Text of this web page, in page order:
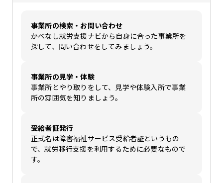
事業所の検索・お問い合わせ
かべなし就労支援ナビから自身に合った事業所を
探して、問い合わせをしてみましょう。
事業所の見学・体験
事業所とやり取りをして、見学や体験入所で事業
所の雰囲気を知りましょう。
受給者証発行
正式名は障害福祉サービス受給者証というもの
で、就労移行支援を利用するために必要なもので
す。